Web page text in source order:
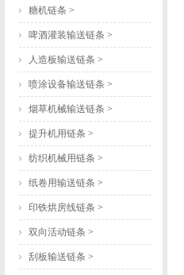
糖机链条 >
啤酒灌装输送链条 >
人造板输送链条 >
喷涂设备输送链条 >
烟草机械输送链条 >
提升机用链条 >
纺织机械用链条 >
纸卷用输送链条 >
印铁烘房线链条 >
双向活动链条 >
刮板输送链条 >